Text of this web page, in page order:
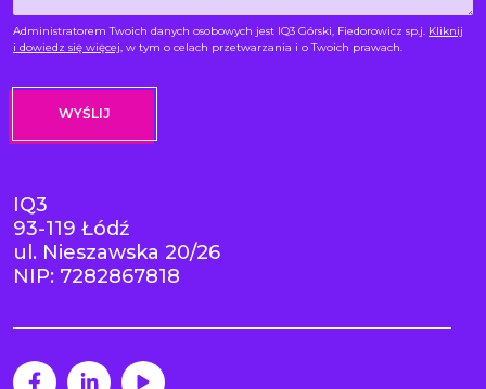
Administratorem Twoich danych osobowych jest IQ3 Górski, Fiedorowicz sp.j. Kliknij
i dowiedz się więcej, w tym o celach przetwarzania i o Twoich prawach.
IQ3
93-119 Łódź
ul. Nieszawska 20/26
NIP: 7282867818